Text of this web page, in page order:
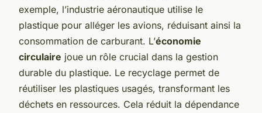
exemple, l’industrie aéronautique utilise le
plastique pour alléger les avions, réduisant ainsi la
consommation de carburant. L’économie
circulaire joue un rôle crucial dans la gestion
durable du plastique. Le recyclage permet de
réutiliser les plastiques usagés, transformant les
déchets en ressources. Cela réduit la dépendance